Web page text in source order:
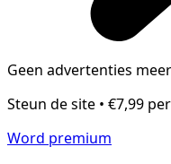
Geen advertenties meer
Steun de site • €7,99
Word premium